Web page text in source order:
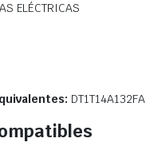
ELÉCTRICAS
DT1T14A132FA